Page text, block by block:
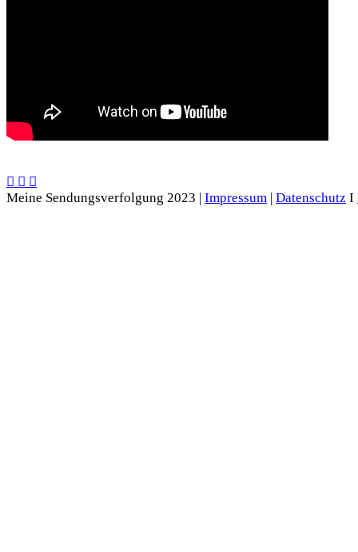
Meine Sendungsverfolgung 2023 | Impressum | Datenschutz I